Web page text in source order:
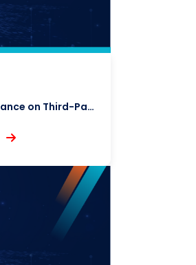
Interagency Guidance on Third-Party Relationships Compliance